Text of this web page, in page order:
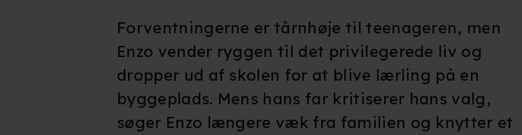
Forventningerne er tårnhøje til teenageren, men
Enzo vender ryggen til det privilegerede liv og
dropper ud af skolen for at blive lærling på en
byggeplads. Mens hans far kritiserer hans valg,
søger Enzo længere væk fra familien og knytter et